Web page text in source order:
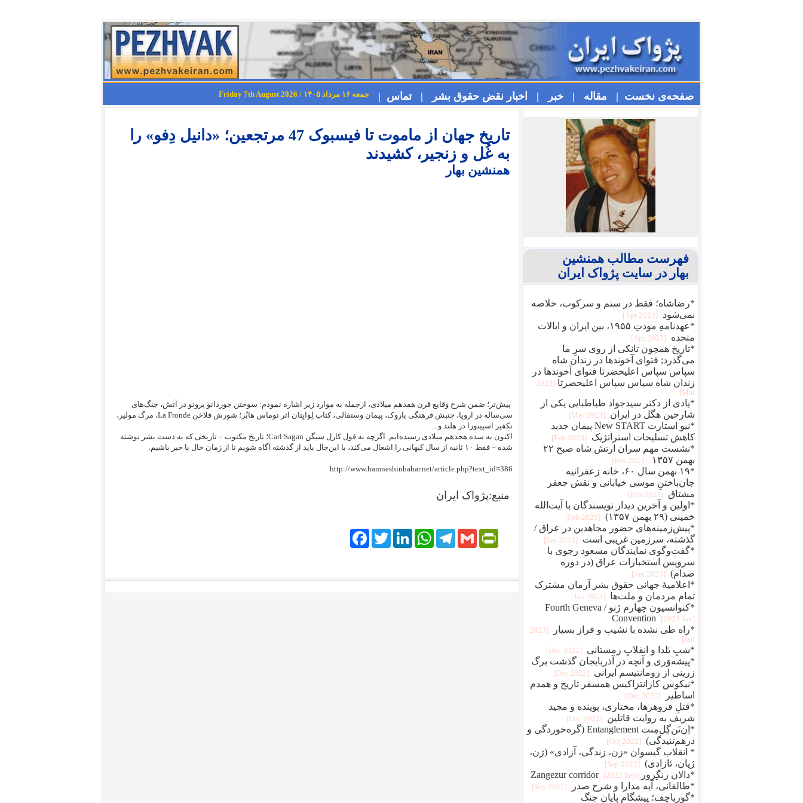
صفحه‌ی نخست | مقاله | خبر | اخبار نقض حقوق بشر | تماس | جمعه ۱۶ مرداد ۱۴۰۵ / Friday 7th August 2026
تاریخ جهان از ماموت تا فیسبوک 47 مرتجعین؛ «دانیل دِفو» را
به غُل و زنجیر، کشیدند
همنشین بهار
پیش‌تر؛ ضمن شرح وقایع قرن هفدهم میلادی، ازجمله به موارد زیر اشاره نمودم: سوختن جوردانو برونو در آتش، جنگ‌های
سی‌ساله در اروپا، جنبش فرهنگی باروک، پیمان وستفالی، کتاب لِوایِتان اثر توماس هابْز؛ شورش فلاخن La Fronde، مرگ مولیر،
تکفیر اسپینوزا در هلند و...
اکنون به سده هجدهم میلادی رسیده‌ایم. اگرچه به قول کارل سیگن Carl Sagan؛ تاریخ مکتوب – تاریخی که به دست بشر نوشته
شده – فقط ۱۰ ثانیه از سال کیهانی را اشغال می‌کند، با این‌جال باید از گذشته آگاه شویم تا از زمان حال با خبر باشیم.
http://www.hamneshinbahar.net/article.php?text_id=386
منبع:پژواک ایران
FacebookTwitterLinkedIn
WhatsAppTelegramGmail
PrintFriendly
فهرست مطالب همنشین
بهار در سایت پژواک ایران
*رضاشاه؛ فقط در ستم و سرکوب، خلاصه
نمی‌شود
[2023 Apr]
*عهدنامهِ مودتِ ۱۹۵۵، بین ایران و ایالات
متحده
[2023 Apr]
*تاریخ همچون تانکی از روی سرِ ما
می‌گذرد; فتوای آخوندها در زندان شاه
سپاس سپاس اعلیحضرتا فتوای آخوندها در
زندان شاه سپاس سپاس اعلیحضرتا
[2023
Mar]
*یادی از دکتر سیدجواد طباطبایی یکی از
شارحین هگل در ایران
[2023 Mar]
*نیو استارت New START پیمان جدید
کاهش تسلیحات استراتژیک
[2023 Feb]
*نشست مهم سران ارتش شاه صبح ۲۲
بهمن ۱۳۵۷
[2023 Feb]
*۱۹ بهمن سال ۶۰، خانه زعفرانیه
جان‌باختنِ موسی خیابانی و نقش جعفر
مشتاق
[2023 Feb]
*اولین و آخرین دیدار نویسندگان با آیت‌الله
خمینی (۲۹ بهمن ۱۳۵۷)
[2023 Feb]
*پیش‌زمینه‌های حضور مجاهدین در عراق /
گذشته، سرزمین غریبی است
[2023 Jan]
*گفت‌وگوی نمایندگان مسعود رجوی با
سرویس استخبارات عراق (در دوره
صدام)
[2023 Jan]
*اعلامیهٔ جهانی حقوق بشر آرمان مشترک
تمام مردمان و ملت‌ها
[2023 Jan]
*کنوانسیون چهارم ژنو / Fourth Geneva
Convention
[2023 Jan]
*راه طی نشده با نشیب و فراز بسیار
[2023
Jan]
*شبِ یَلدا و انقلابِ زمستانی [2022 Dec]
*پیشه‌وَری و آنچه در آذربایجان گذشت برگ
زرینی از رومانتیسم ایرانی
[2022 Dec]
*نیکوس کازانتزاکیس همسفر تاریخ و همدم
اساطیر
[2022 Dec]
*قتلِ فروهرها، مختاری، پوینده و مجید
شریف به روایت قاتلین
[2022 Dec]
*اِن‌تَن‌گِل‌مِنت Entanglement (گره‌خوردگی و
درهم‌تنیدگی)
[2022 Oct]
* انقلاب گیسوان «زن، زندگی، آزادی» (ژن،
ژیان، ئازادی)
[2022 Sep]
*دالان زنگِزور Zangezur corridor [2022 Sep]
*طالقانی، آیه مدارا و شرح صدر [2022 Sep]
*گورباچف؛ پیشگام پایان جنگ